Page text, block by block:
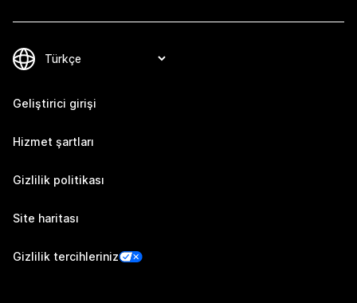
Geliştirici girişi
Hizmet şartları
Gizlilik politikası
Site haritası
Gizlilik tercihleriniz